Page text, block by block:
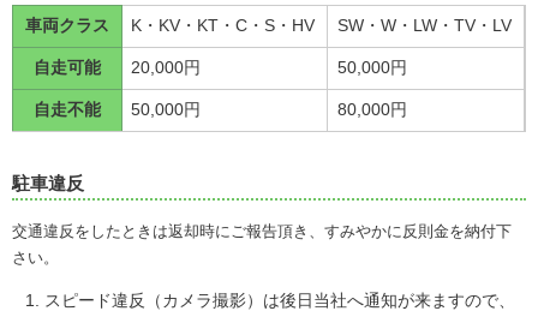
車両クラス
自走可能
自走不能
K・KV・KT・C・S・HV
20,000円
50,000円
SW・W・LW・TV・LV
50,000円
80,000円
駐車違反
交通違反をしたときは返却時にご報告頂き、すみやかに反則金を納付下
さい。
スピード違反（カメラ撮影）は後日当社へ通知が来ますので、